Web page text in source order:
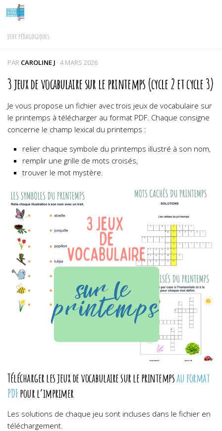
Skip to content
JEUX PÉDAGOGIQUES
PAR CAROLINE J · 4 MARS 2026
3 jeux de vocabulaire sur le printemps (cycle 2 et cycle 3)
Je vous propose un fichier avec trois jeux de vocabulaire sur
le printemps à télécharger au format PDF. Chaque consigne
concerne le champ lexical du printemps :
relier chaque symbole du printemps illustré à son nom,
remplir une grille de mots croisés,
trouver le mot mystère.
Télécharger les jeux de vocabulaire sur le printempsau format
PDFpour l’imprimer
Les solutions de chaque jeu sont incluses dans le fichier en
téléchargement.